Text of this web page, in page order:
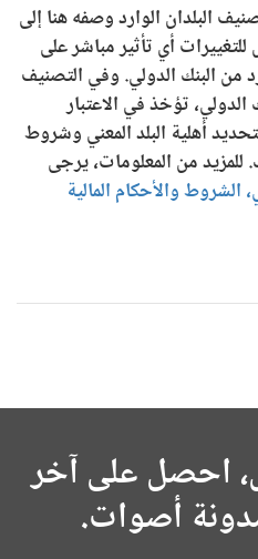
البلدان الوارد وصفه هنا إلى
أي تأثير مباشر على
من البنك الدولي. وفي التصنيف
تؤخذ في الاعتبار
أهلية البلد المعني وشروط
للمزيد من المعلومات، يرجى
الشروط والأحكام المالية
احصل على آخر
أصوات.